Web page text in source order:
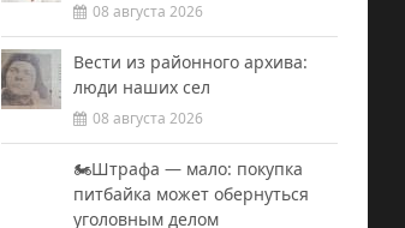
08 августа 2026
Вести из районного архива:
люди наших сел
08 августа 2026
🏍️Штрафа — мало: покупка
питбайка может обернуться
уголовным делом